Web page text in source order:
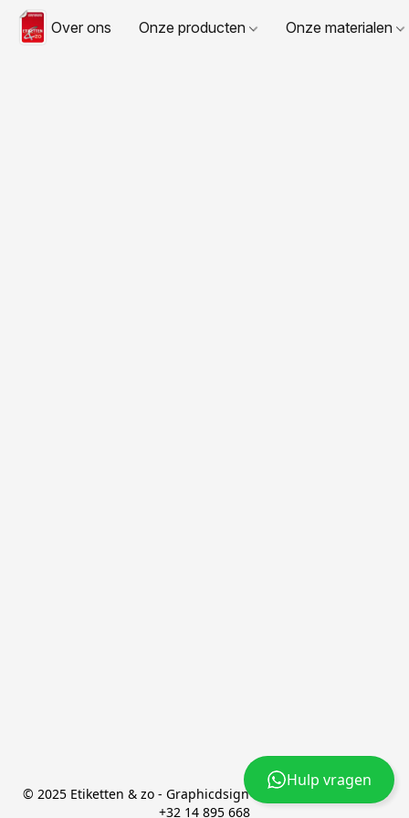
Hulp vragen
Over ons Onze producten Onze materialen
© 2025 Etiketten & zo - Graphicdsign bv - BE0501.493.859 -
+32 14 895 668